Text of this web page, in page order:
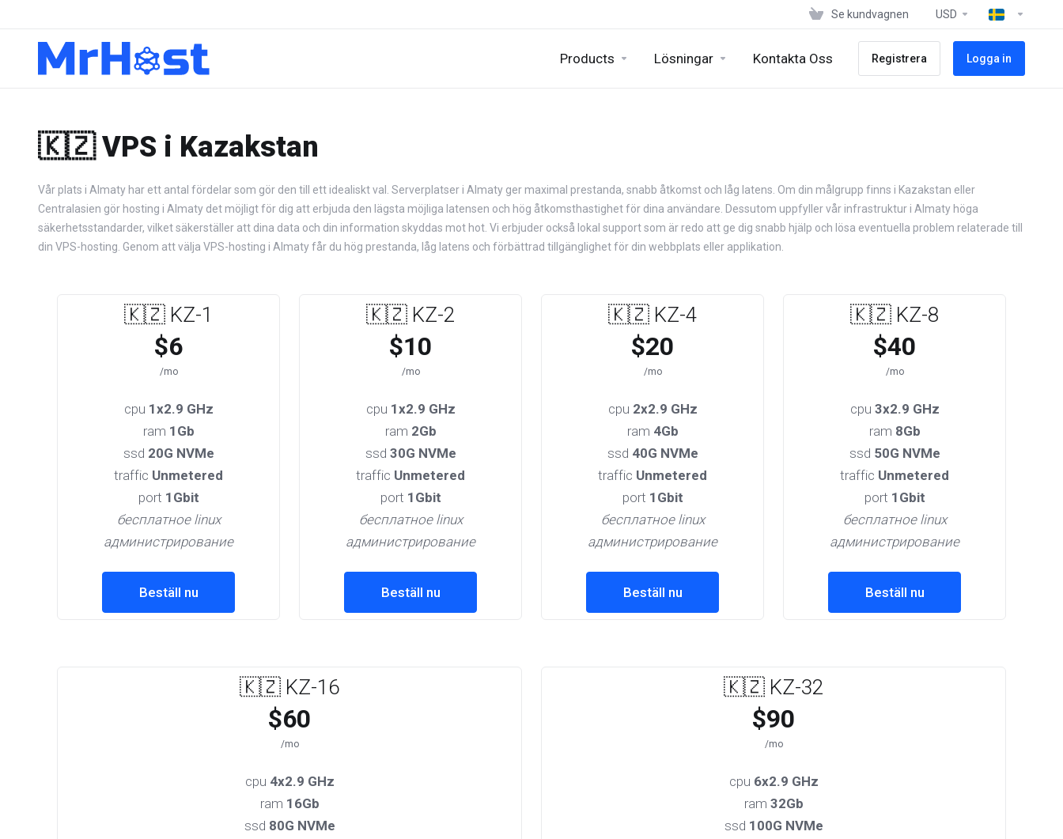
Se kundvagnen USD
Products Lösningar Kontakta Oss Registrera Logga in
🇰🇿 VPS i Kazakstan
Vår plats i Almaty har ett antal fördelar som gör den till ett idealiskt val. Serverplatser i Almaty ger maximal prestanda, snabb åtkomst och låg latens. Om din målgrupp finns i Kazakstan eller
Centralasien gör hosting i Almaty det möjligt för dig att erbjuda den lägsta möjliga latensen och hög åtkomsthastighet för dina användare. Dessutom uppfyller vår infrastruktur i Almaty höga
säkerhetsstandarder, vilket säkerställer att dina data och din information skyddas mot hot. Vi erbjuder också lokal support som är redo att ge dig snabb hjälp och lösa eventuella problem relaterade till
din VPS-hosting. Genom att välja VPS-hosting i Almaty får du hög prestanda, låg latens och förbättrad tillgänglighet för din webbplats eller applikation.
🇰🇿 KZ-1
$6
/mo
cpu 1x2.9 GHz
ram 1Gb
ssd 20G NVMe
traffic Unmetered
port 1Gbit
бесплатное linux
администрирование
Beställ nu
🇰🇿 KZ-2
$10
/mo
cpu 1x2.9 GHz
ram 2Gb
ssd 30G NVMe
traffic Unmetered
port 1Gbit
бесплатное linux
администрирование
Beställ nu
🇰🇿 KZ-4
$20
/mo
cpu 2x2.9 GHz
ram 4Gb
ssd 40G NVMe
traffic Unmetered
port 1Gbit
бесплатное linux
администрирование
Beställ nu
🇰🇿 KZ-8
$40
/mo
cpu 3x2.9 GHz
ram 8Gb
ssd 50G NVMe
traffic Unmetered
port 1Gbit
бесплатное linux
администрирование
Beställ nu
🇰🇿 KZ-16
$60
/mo
cpu 4x2.9 GHz
ram 16Gb
ssd 80G NVMe
🇰🇿 KZ-32
$90
/mo
cpu 6x2.9 GHz
ram 32Gb
ssd 100G NVMe